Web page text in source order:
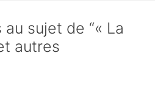
sujet de “« La
autres